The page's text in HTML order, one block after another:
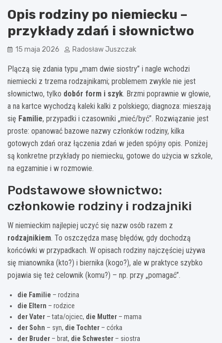
Opis rodziny po niemiecku –
przykłady zdań i słownictwo
15 maja 2026 Radosław Juszczak
Plączą się zdania typu „mam dwie siostry” i nagle wchodzi
niemiecki z trzema rodzajnikami; problemem zwykle nie jest
słownictwo, tylko dobór form i szyk. Brzmi poprawnie w głowie,
a na kartce wychodzą kaleki kalki z polskiego; diagnoza: mieszają
się Familie, przypadki i czasowniki „mieć/być”. Rozwiązanie jest
proste: opanować bazowe nazwy członków rodziny, kilka
gotowych zdań oraz łączenia zdań w jeden spójny opis. Poniżej
są konkretne przykłady po niemiecku, gotowe do użycia w szkole,
na egzaminie i w rozmowie.
Podstawowe słownictwo:
członkowie rodziny i rodzajniki
W niemieckim najlepiej uczyć się nazw osób razem z
rodzajnikiem. To oszczędza masę błędów, gdy dochodzą
końcówki w przypadkach. W opisach rodziny najczęściej używa
się mianownika (kto?) i biernika (kogo?), ale w praktyce szybko
pojawia się też celownik (komu?) – np. przy „pomagać”.
die Familie – rodzina
die Eltern – rodzice
der Vater – tata/ojciec, die Mutter – mama
der Sohn – syn, die Tochter – córka
der Bruder – brat, die Schwester – siostra